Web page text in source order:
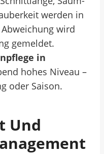
werden in
wird
gemeldet.
in
hohes Niveau –
oder Saison.
Und